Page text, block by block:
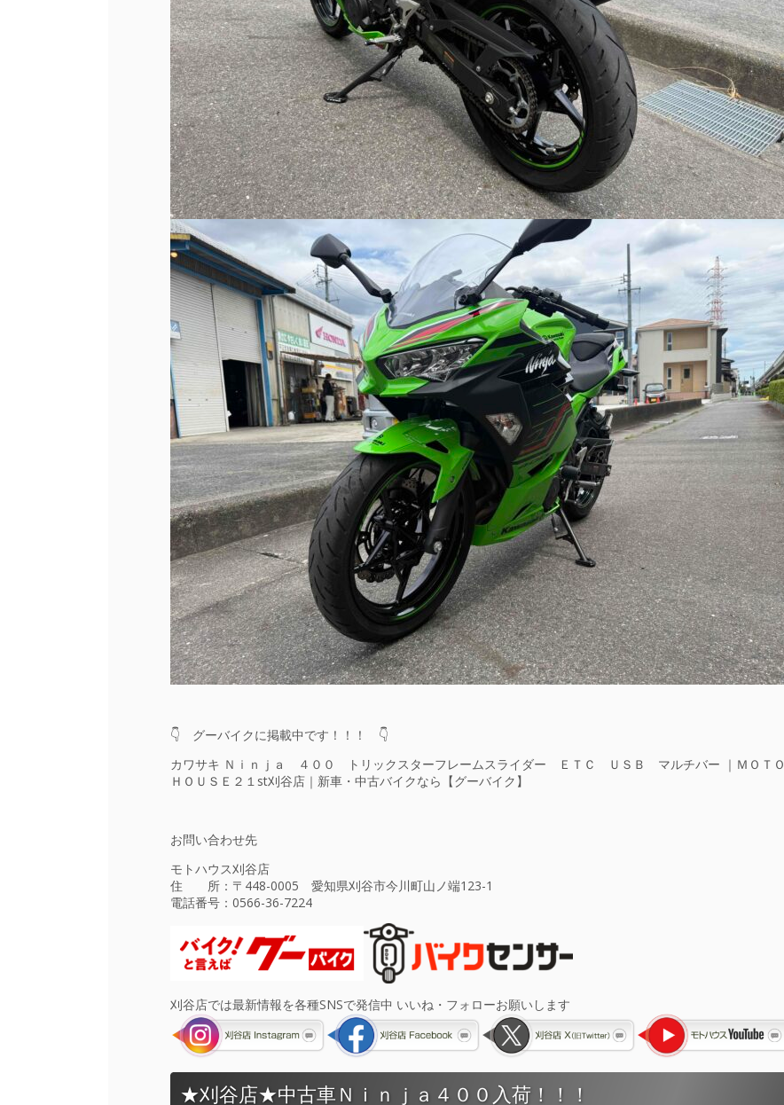
👇 グーバイクに掲載中です！！！ 👇
カワサキ Ｎｉｎｊａ ４００ トリックスターフレームスライダー ＥＴＣ ＵＳＢ マルチバー ｜ＭＯＴＯ
ＨＯＵＳＥ２１st刈谷店｜新車・中古バイクなら【グーバイク】
お問い合わせ先
モトハウス刈谷店
住 所：〒448-0005 愛知県刈谷市今川町山ノ端123-1
電話番号： 0566-36-7224
刈谷店では最新情報を各種SNSで発信中 いいね・フォローお願いします
★刈谷店★中古車Ｎｉｎｊａ４００入荷！！！